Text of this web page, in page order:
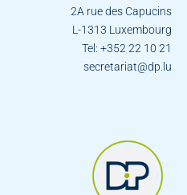
2A rue des Capucins
L-1313 Luxembourg
Tel: +352 22 10 21
secretariat@dp.lu